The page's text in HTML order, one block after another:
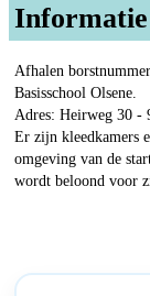
Informatie
Afhalen
Basisschool Olsene.
Adres: Heirweg 30 -
Er zijn kleedkamers
omgeving van de
wordt beloond voor